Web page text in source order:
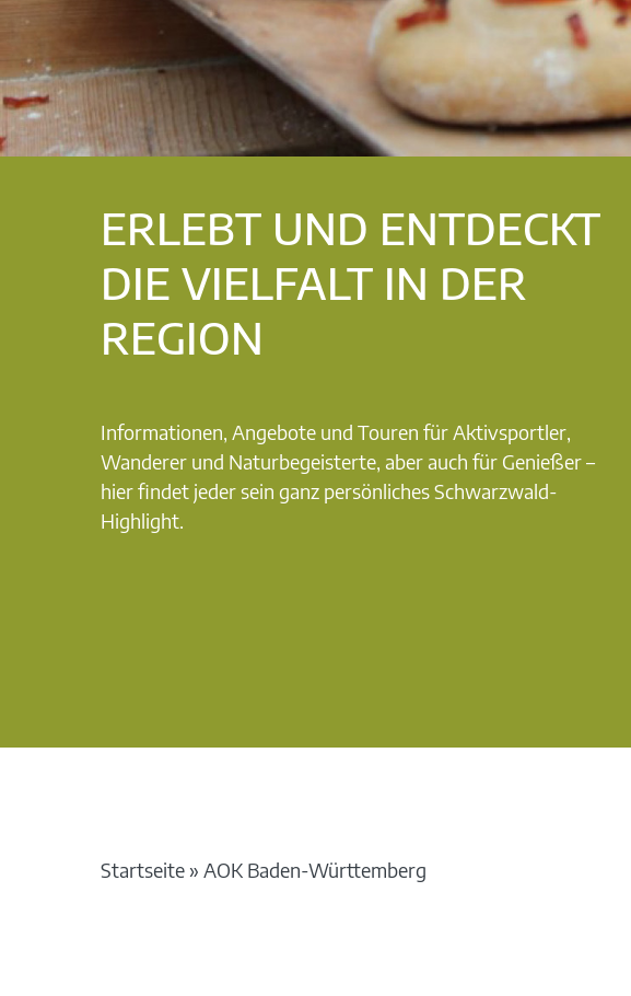
ERLEBT UND ENTDECKT
DIE VIELFALT IN DER
REGION
Informationen, Angebote und Touren für Aktivsportler,
Wanderer und Naturbegeisterte, aber auch für Genießer –
hier findet jeder sein ganz persönliches Schwarzwald-
Highlight.
Startseite» AOK Baden-Württemberg